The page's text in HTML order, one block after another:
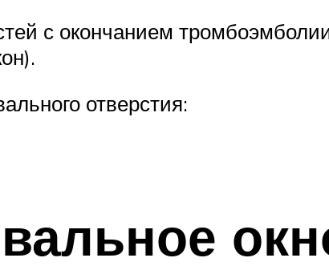
с окончанием
отверстия: